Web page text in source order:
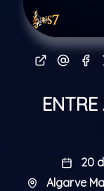
20
Algarve